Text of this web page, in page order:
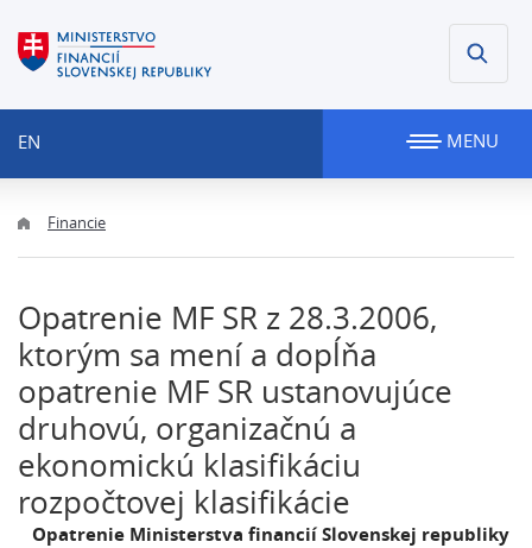
EN MENU
Financie
Opatrenie MF SR z 28.3.2006,
ktorým sa mení a dopĺňa
opatrenie MF SR ustanovujúce
druhovú, organizačnú a
ekonomickú klasifikáciu
rozpočtovej klasifikácie
Opatrenie Ministerstva financií Slovenskej republiky